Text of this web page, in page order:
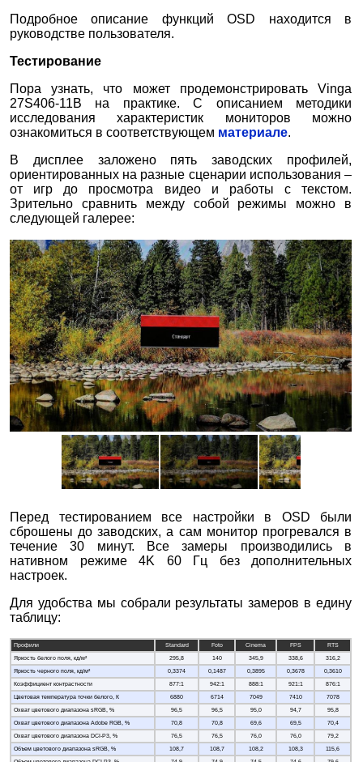
Подробное описание функций OSD находится в
руководстве пользователя.
Тестирование
Пора узнать, что может продемонстрировать Vinga
27S406-11B на практике. С описанием методики
исследования характеристик мониторов можно
ознакомиться в соответствующем материале.
В дисплее заложено пять заводских профилей,
ориентированных на разные сценарии использования –
от игр до просмотра видео и работы с текстом.
Зрительно сравнить между собой режимы можно в
следующей галерее:
Перед тестированием все настройки в OSD были
сброшены до заводских, а сам монитор прогревался в
течение 30 минут. Все замеры производились в
нативном режиме 4K 60 Гц без дополнительных
настроек.
Для удобства мы собрали результаты замеров в едину
таблицу:
Профили Standard Foto Cinema FPS
RTS
Яркость белого поля, кд/м²
295,8 140 345,9 338,6
316,2
Яркость черного поля, кд/м²
0,3374 0,1487 0,3895 0,3678
0,3610
Коэффициент контрастности
877:1 942:1 888:1 921:1
876:1
Цветовая температура точки белого, К
6880 6714 7049 7410
7078
Охват цветового диапазона sRGB, %
96,5 96,5 95,0 94,7
95,8
Охват цветового диапазона Adobe RGB, %
70,8 70,8 69,6 69,5
70,4
Охват цветового диапазона DCI-P3, %
76,5 76,5 76,0 76,0
79,2
Объем цветового диапазона sRGB, %
108,7 108,7 108,2 108,3
115,6